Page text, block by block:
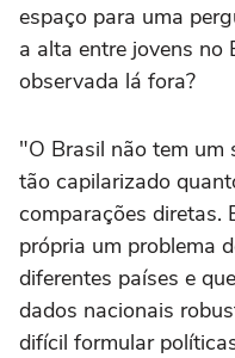
espaço para uma
a alta entre jovens no
observada lá fora?
"O Brasil não tem um
tão capilarizado
comparações diretas.
própria um problema
diferentes países e
dados nacionais
difícil formular